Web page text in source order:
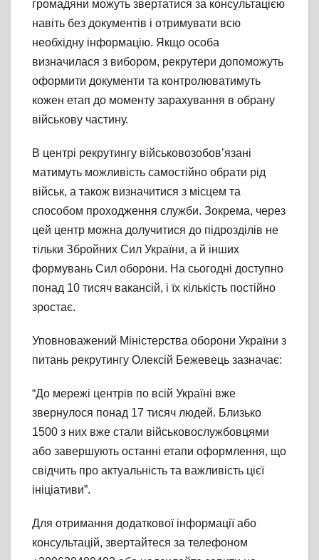
громадяни можуть звертатися за консультацією
навіть без документів і отримувати всю
необхідну інформацію. Якщо особа
визначилася з вибором, рекрутери допоможуть
оформити документи та контролюватимуть
кожен етап до моменту зарахування в обрану
військову частину.
В центрі рекрутингу військовозобов’язані
матимуть можливість самостійно обрати рід
військ, а також визначитися з місцем та
способом проходження служби. Зокрема, через
цей центр можна долучитися до підрозділів не
тільки Збройних Сил України, а й інших
формувань Сил оборони. На сьогодні доступно
понад 10 тисяч вакансій, і їх кількість постійно
зростає.
Уповноважений Міністерства оборони України з
питань рекрутингу Олексій Бежевець зазначає:
“До мережі центрів по всій Україні вже
звернулося понад 17 тисяч людей. Близько
1500 з них вже стали військовослужбовцями
або завершують останні етапи оформлення, що
свідчить про актуальність та важливість цієї
ініціативи”.
Для отримання додаткової інформації або
консультацій, звертайтеся за телефоном